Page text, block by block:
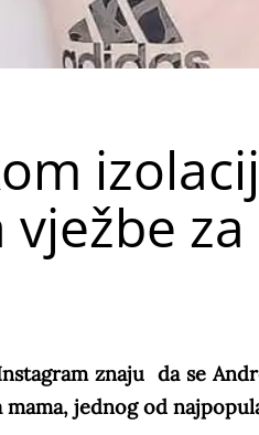
vježbe
znaju da se
mama, jednog od